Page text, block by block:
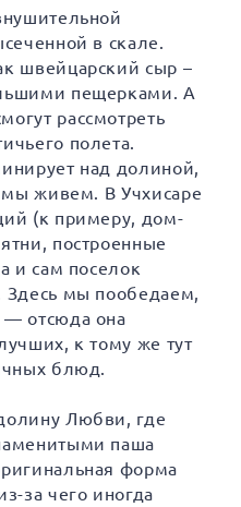
в скале.
швейцарский сыр –
пещерками. А
рассмотреть
полета.
над долиной,
мы живем. В Учхисаре
(к примеру, дом-
построенные
и сам поселок
Здесь мы пообедаем,
— отсюда она
к тому же тут
блюд.
Любви, где
паша
форма
за чего иногда